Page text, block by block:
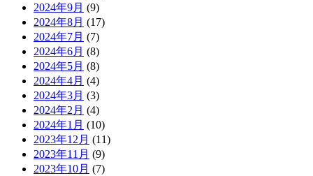
2024年9月 (9)
2024年8月 (17)
2024年7月 (7)
2024年6月 (8)
2024年5月 (8)
2024年4月 (4)
2024年3月 (3)
2024年2月 (4)
2024年1月 (10)
2023年12月 (11)
2023年11月 (9)
2023年10月 (7)